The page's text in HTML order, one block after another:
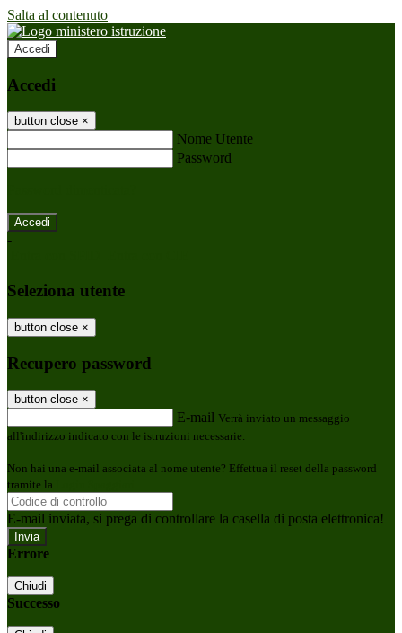
Salta al contenuto
Accedi
Accedi
button close ×
Nome Utente
Password
-
Seleziona utente
button close ×
Recupero password
button close ×
E-mail Verrà inviato un messaggio
all'indirizzo indicato con le istruzioni necessarie.
Non hai una e-mail associata al nome utente? Effettua il reset della password
tramite la
E-mail inviata, si prega di controllare la casella di posta elettronica!
Errore
Chiudi
Successo